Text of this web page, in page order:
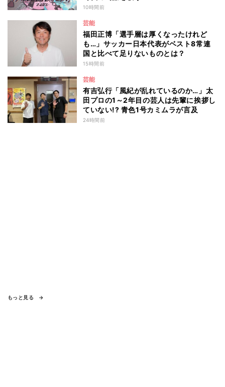
10時間前
芸能
福田正博「選手層は厚くなったけれど
も…」サッカー日本代表がベスト8常連
国と比べて足りないものとは？
15時間前
芸能
有吉弘行「風紀が乱れているのか…」太
田プロの1～2年目の芸人は先輩に挨拶し
ていない!? 青色1号カミムラが言及
24時間前
もっと見る